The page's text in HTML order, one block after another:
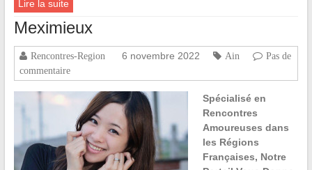
Lire la suite
Meximieux
Rencontres-Region 6 novembre 2022 Ain
Pas de
commentaire
Spécialisé en
Rencontres
Amoureuses dans
les Régions
Françaises, Notre